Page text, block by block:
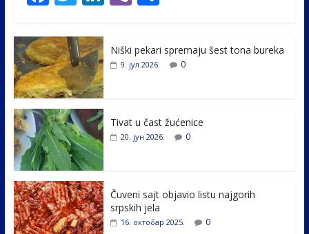
e
b
o
o
k
itt
er e
er
e
Niški pekari spremaju šest tona bureka
9. јул 2026. 0
Tivat u čast žućenice
20. јун 2026. 0
Čuveni sajt objavio listu najgorih
srpskih jela
16. октобар 2025. 0